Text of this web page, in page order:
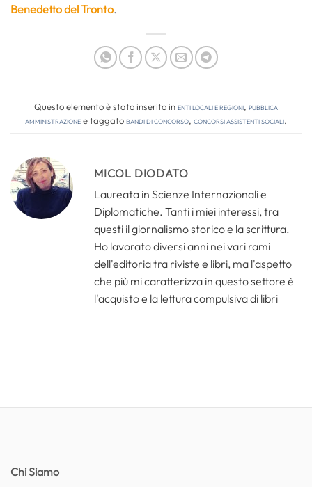
Benedetto del Tronto.
Questo elemento è stato inserito inEnti locali e regioni, Pubblica
amministrazionee taggatobandi di concorso, concorsi assistenti sociali.
MICOL DIODATO
Laureata in Scienze Internazionali e
Diplomatiche. Tanti i miei interessi, tra
questi il giornalismo storico e la scrittura.
Ho lavorato diversi anni nei vari rami
dell'editoria tra riviste e libri, ma l'aspetto
che più mi caratterizza in questo settore è
l'acquisto e la lettura compulsiva di libri
Chi Siamo